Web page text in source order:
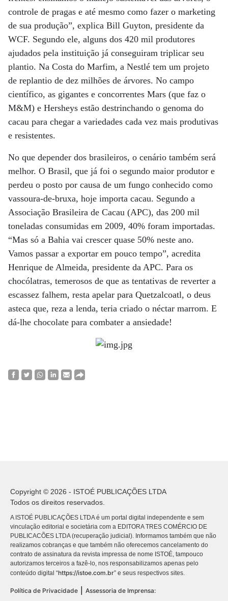
controle de pragas e até mesmo como fazer o marketing
de sua produção”, explica Bill Guyton, presidente da
WCF. Segundo ele, alguns dos 420 mil produtores
ajudados pela instituição já conseguiram triplicar seu
plantio. Na Costa do Marfim, a Nestlé tem um projeto
de replantio de dez milhões de árvores. No campo
científico, as gigantes e concorrentes Mars (que faz o
M&M) e Hersheys estão destrinchando o genoma do
cacau para chegar a variedades cada vez mais produtivas
e resistentes.
No que depender dos brasileiros, o cenário também será
melhor. O Brasil, que já foi o segundo maior produtor e
perdeu o posto por causa de um fungo conhecido como
vassoura-de-bruxa, hoje importa cacau. Segundo a
Associação Brasileira de Cacau (APC), das 200 mil
toneladas consumidas em 2009, 40% foram importadas.
“Mas só a Bahia vai crescer quase 50% neste ano.
Vamos passar a exportar em pouco tempo”, acredita
Henrique de Almeida, presidente da APC. Para os
chocólatras, temerosos de que as tentativas de reverter a
escassez falhem, resta apelar para Quetzalcoatl, o deus
asteca que, reza a lenda, teria criado o néctar marrom. E
dá-lhe chocolate para combater a ansiedade!
Copyright © 2026 - ISTOÉ PUBLICAÇÕES LTDA
Todos os direitos reservados.
A ISTOÉ PUBLICAÇÕES LTDA é um portal digital independente e sem
vinculação editorial e societária com a EDITORA TRES COMÉRCIO DE
PUBLICACÕES LTDA (recuperação judicial). Informamos também que não
realizamos cobranças e que também não oferecemos cancelamento do
contrato de assinatura da revista impressa de nome ISTOÉ, tampouco
autorizamos terceiros a fazê-lo, nos responsabilizamos apenas pelo
conteúdo digital “https://istoe.com.br” e seus respectivos sites.
Política de Privacidade
Assessoria de Imprensa: